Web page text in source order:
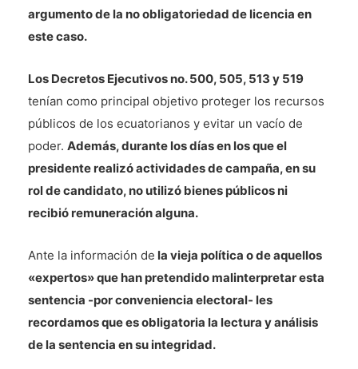
argumento de la no obligatoriedad de licencia en
este caso.
Los Decretos Ejecutivos no. 500, 505, 513 y 519
tenían como principal objetivo proteger los recursos
públicos de los ecuatorianos y evitar un vacío de
poder. Además, durante los días en los que el
presidente realizó actividades de campaña, en su
rol de candidato, no utilizó bienes públicos ni
recibió remuneración alguna.
Ante la información de la vieja política o de aquellos
«expertos» que han pretendido malinterpretar esta
sentencia -por conveniencia electoral- les
recordamos que es obligatoria la lectura y análisis
de la sentencia en su integridad.